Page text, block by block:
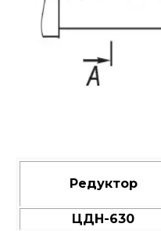
Редуктор
ЦДН-630